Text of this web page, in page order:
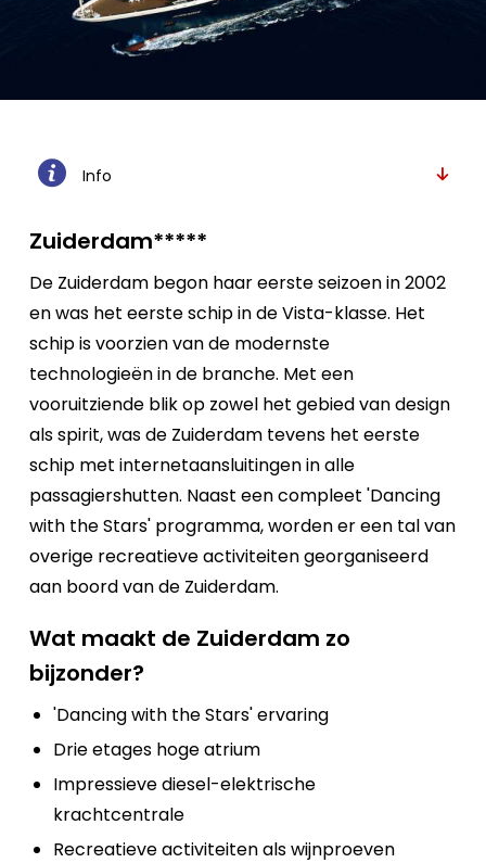
Info
Zuiderdam*****
De Zuiderdam begon haar eerste seizoen in 2002
en was het eerste schip in de Vista-klasse. Het
schip is voorzien van de modernste
technologieën in de branche. Met een
vooruitziende blik op zowel het gebied van design
als spirit, was de Zuiderdam tevens het eerste
schip met internetaansluitingen in alle
passagiershutten. Naast een compleet 'Dancing
with the Stars' programma, worden er een tal van
overige recreatieve activiteiten georganiseerd
aan boord van de Zuiderdam.
Wat maakt de Zuiderdam zo
bijzonder?
'Dancing with the Stars' ervaring
Drie etages hoge atrium
Impressieve diesel-elektrische
krachtcentrale
Recreatieve activiteiten als wijnproeven